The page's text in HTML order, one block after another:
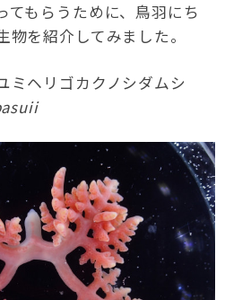
てもらうために、鳥羽にち
物を紹介してみました。
ミヘリゴカクノシダムシ